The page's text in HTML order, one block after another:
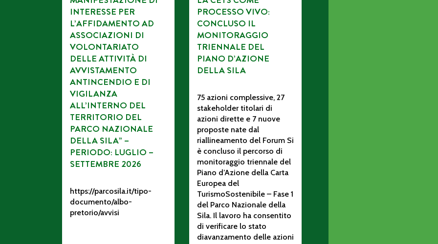
INTERESSE PER
L’AFFIDAMENTO AD
ASSOCIAZIONI DI
VOLONTARIATO
DELLE ATTIVITÀ DI
AVVISTAMENTO
ANTINCENDIO E DI
VIGILANZA
ALL’INTERNO DEL
TERRITORIO DEL
PARCO NAZIONALE
DELLA SILA” –
PERIODO: LUGLIO –
SETTEMBRE 2026
https://parcosila.it/tipo-
documento/albo-
pretorio/avvisi
PROCESSO VIVO:
CONCLUSO IL
MONITORAGGIO
TRIENNALE DEL
PIANO D’AZIONE
DELLA SILA
75 azioni complessive, 27
stakeholder titolari di
azioni dirette e 7 nuove
proposte nate dal
riallineamento del Forum Si
è concluso il percorso di
monitoraggio triennale del
Piano d’Azione della Carta
Europea del
TurismoSostenibile – Fase 1
del Parco Nazionale della
Sila. Il lavoro ha consentito
di verificare lo stato
diavanzamento delle azioni